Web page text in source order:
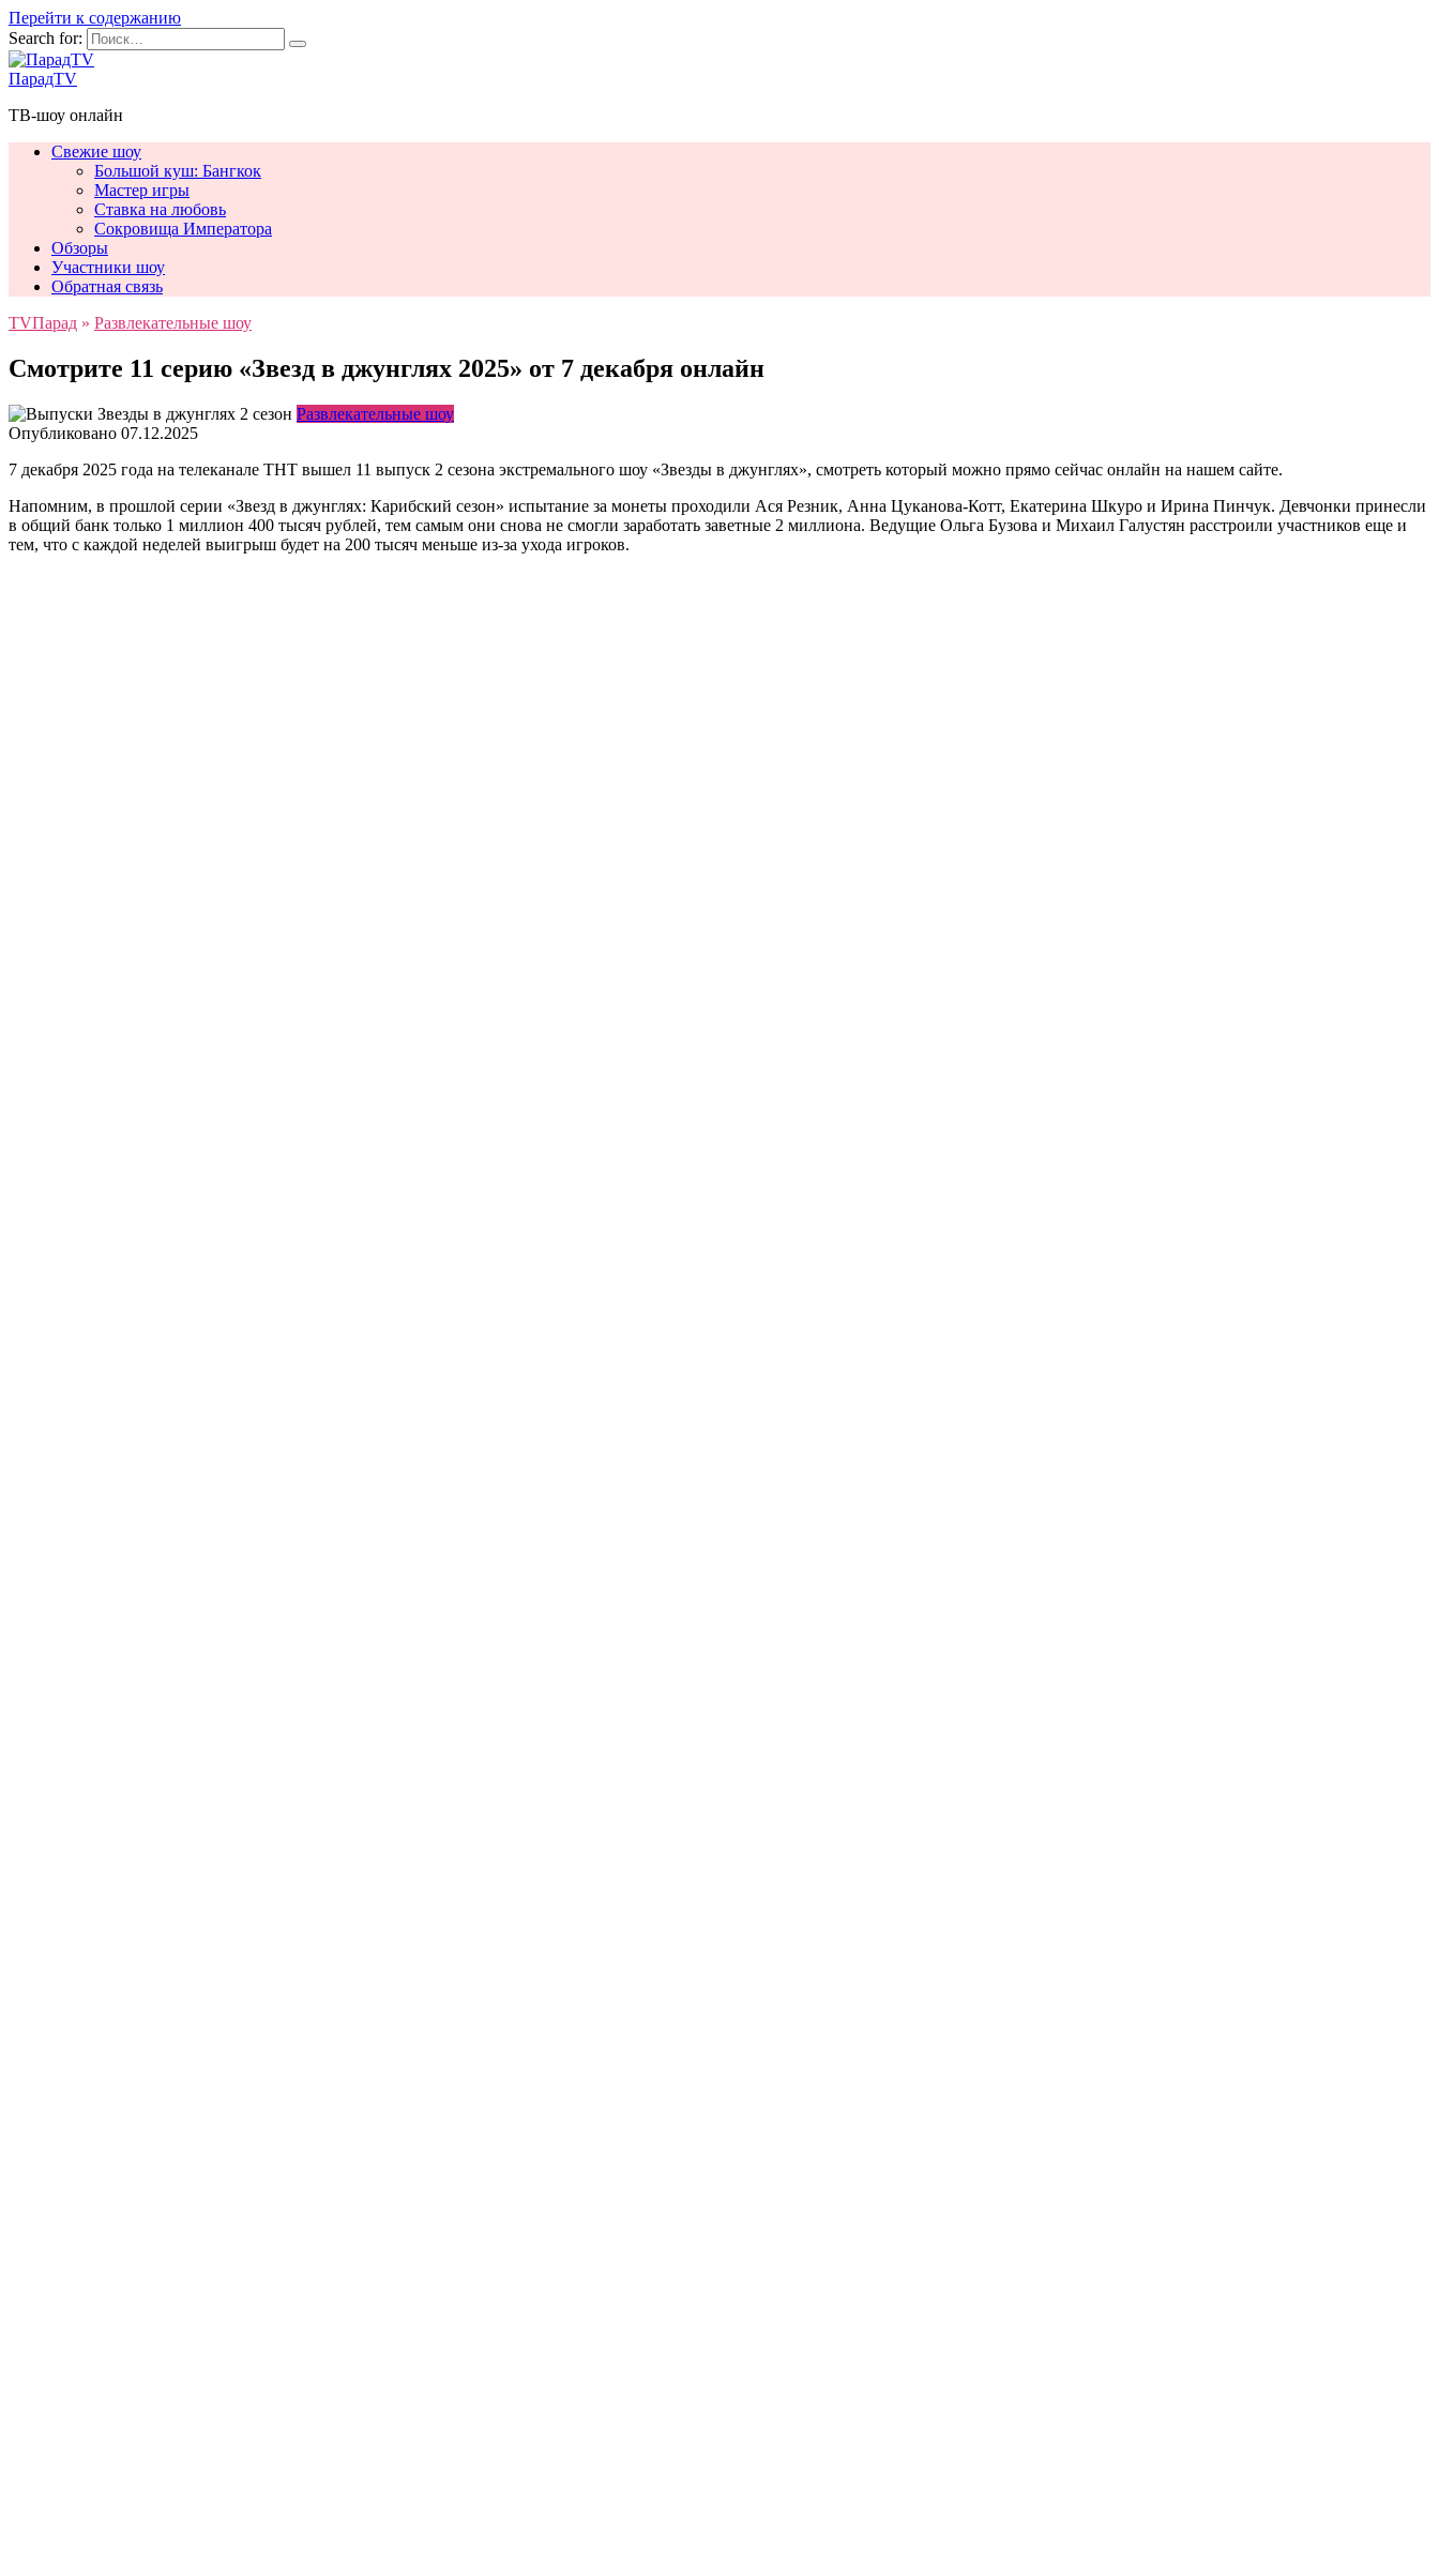
Перейти к содержанию
Search for:
ПарадTV
ТВ-шоу онлайн
Свежие шоу
Большой куш: Бангкок
Мастер игры
Ставка на любовь
Сокровища Императора
Обзоры
Участники шоу
Обратная связь
TVПарад » Развлекательные шоу
Смотрите 11 серию «Звезд в джунглях 2025» от 7 декабря онлайн
Развлекательные шоу
Опубликовано 07.12.2025
7 декабря 2025 года на телеканале ТНТ вышел 11 выпуск 2 сезона экстремального шоу «Звезды в джунглях», смотреть который можно прямо сейчас онлайн на нашем сайте.
Напомним, в прошлой серии «Звезд в джунглях: Карибский сезон» испытание за монеты проходили Ася Резник, Анна Цуканова-Котт, Екатерина Шкуро и Ирина Пинчук. Девчонки принесли
в общий банк только 1 миллион 400 тысяч рублей, тем самым они снова не смогли заработать заветные 2 миллиона. Ведущие Ольга Бузова и Михаил Галустян расстроили участников еще и
тем, что с каждой неделей выигрыш будет на 200 тысяч меньше из-за ухода игроков.